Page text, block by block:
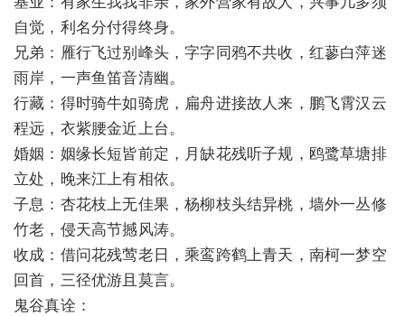
自觉，利名分付得终身。
兄弟：雁行飞过别峰头，字字同鸦不共收，红蓼白萍迷
雨岸，一声鱼笛音清幽。
行藏：得时骑牛如骑虎，扁舟进接故人来，鹏飞霄汉云
程远，衣紫腰金近上台。
婚姻：姻缘长短皆前定，月缺花残听子规，鸥鹭草塘排
立处，晚来江上有相依。
子息：杏花枝上无佳果，杨柳枝头结异桃，墙外一丛修
竹老，侵天高节撼风涛。
收成：借问花残莺老日，乘鸾跨鹤上青天，南柯一梦空
回首，三径优游且莫言。
鬼谷真诠：